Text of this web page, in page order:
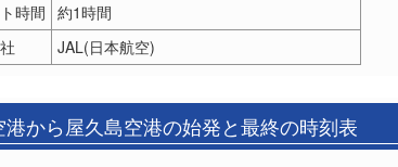
時間 約1時間
JAL(日本航空)
港から屋久島空港の始発と最終の時刻表